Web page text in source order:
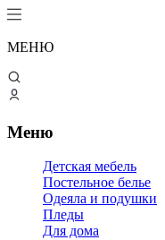
МЕНЮ
Меню
Детская мебель
Постельное белье
Одеяла и подушки
Пледы
Для дома